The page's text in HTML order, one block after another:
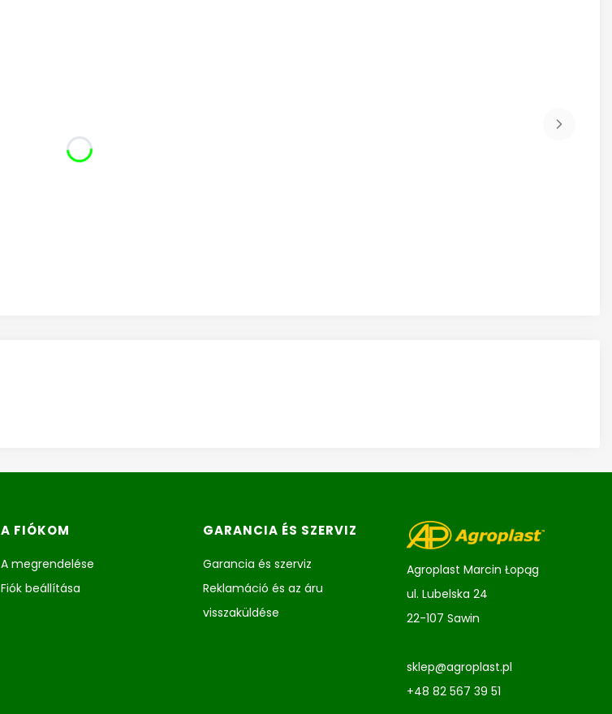
A FIÓKOM
A megrendelése
Fiók beállítása
GARANCIA ÉS SZERVIZ
Garancia és szerviz
Reklamáció és az áru
visszaküldése
Agroplast Marcin Łopąg
ul. Lubelska 24
22-107 Sawin
sklep@agroplast.pl
+48 82 567 39 51